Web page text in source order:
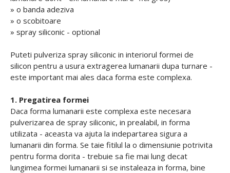
» o banda adeziva
» o scobitoare
» spray siliconic - optional
Puteti pulveriza spray siliconic in interiorul formei de
silicon pentru a usura extragerea lumanarii dupa turnare -
este important mai ales daca forma este complexa.
1. Pregatirea formei
Daca forma lumanarii este complexa este necesara
pulverizarea de spray siliconic, in prealabil, in forma
utilizata - aceasta va ajuta la indepartarea sigura a
lumanarii din forma. Se taie fitilul la o dimensiunie potrivita
pentru forma dorita - trebuie sa fie mai lung decat
lungimea formei lumanarii si se instaleaza in forma, bine